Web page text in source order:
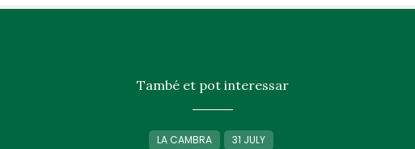
També et pot interessar
LA CAMBRA 31 JULY